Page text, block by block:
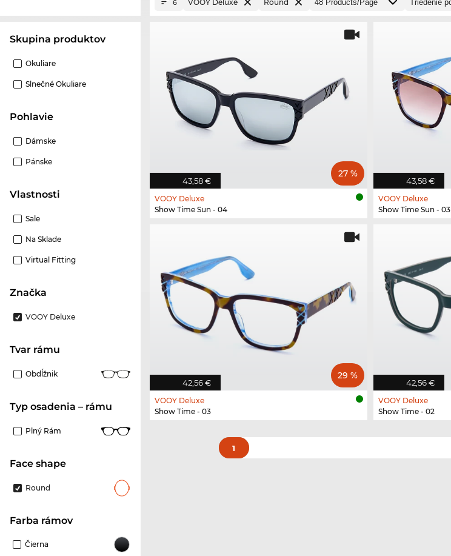
Skupina produktov
Okuliare
Slnečné Okuliare
Pohlavie
Dámske
Pánske
Vlastnosti
Sale
Na Sklade
Virtual Fitting
Značka
VOOY Deluxe
Tvar rámu
Obdĺžnik
Typ osadenia – rámu
Plný Rám
Face shape
Round
Farba rámov
Čierna
6 VOOY Deluxe Round
43,58 €
27 %
VOOY Deluxe
Show Time Sun - 04
43,58 €
VOOY Deluxe
Show Time Sun - 03
42,56 €
29 %
VOOY Deluxe
Show Time - 03
42,56 €
VOOY Deluxe
Show Time - 02
1